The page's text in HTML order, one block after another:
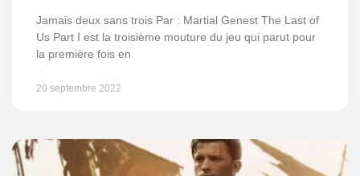
Jamais deux sans trois Par : Martial Genest The Last of
Us Part I est la troisième mouture du jeu qui parut pour
la première fois en
20 septembre 2022